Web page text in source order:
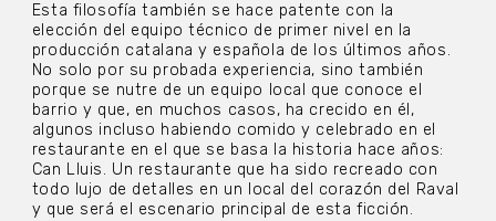
Esta filosofía también se hace patente con la
elección del equipo técnico de primer nivel en la
producción catalana y española de los últimos años.
No solo por su probada experiencia, sino también
porque se nutre de un equipo local que conoce el
barrio y que, en muchos casos, ha crecido en él,
algunos incluso habiendo comido y celebrado en el
restaurante en el que se basa la historia hace años:
Can Lluis. Un restaurante que ha sido recreado con
todo lujo de detalles en un local del corazón del Raval
y que será el escenario principal de esta ficción.